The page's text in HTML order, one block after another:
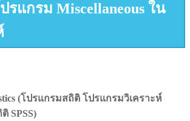
รแกรม Miscellaneous ใน
(โปรแกรมสถิติ โปรแกรมวิเคราะห์
SPSS)